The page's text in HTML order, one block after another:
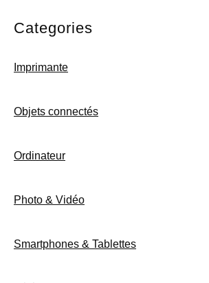
Categories
Imprimante
Objets connectés
Ordinateur
Photo & Vidéo
Smartphones & Tablettes